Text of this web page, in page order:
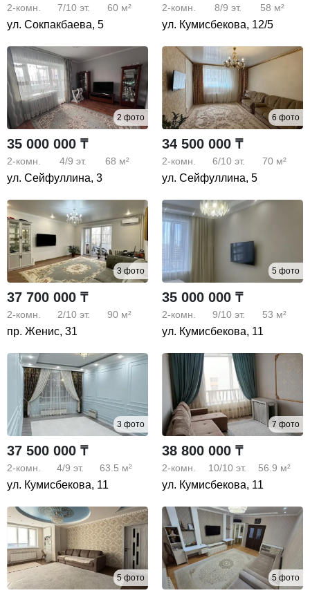
2-комн. 7/10 эт. 60 м²
ул. Сокпакбаева, 5
2-комн. 8/9 эт. 58 м²
ул. Кумисбекова, 12/5
2 фото
35 000 000 ₸
2-комн. 4/9 эт. 68 м²
ул. Сейфуллина, 3
6 фото
34 500 000 ₸
2-комн. 6/10 эт. 70 м²
ул. Сейфуллина, 5
3 фото
37 700 000 ₸
2-комн. 2/10 эт. 90 м²
пр. Женис, 31
5 фото
35 000 000 ₸
2-комн. 9/10 эт. 53 м²
ул. Кумисбекова, 11
3 фото
37 500 000 ₸
2-комн. 4/9 эт. 63.5 м²
ул. Кумисбекова, 11
7 фото
38 800 000 ₸
2-комн. 10/10 эт. 56.9 м²
ул. Кумисбекова, 11
5 фото 5 фото